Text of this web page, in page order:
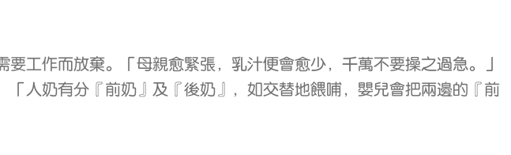
工作而放棄。「母親愈緊張，乳汁便會愈少，千萬不要操之過急。」
人奶有分『前奶』及『後奶』，如交替地餵哺，嬰兒會把兩邊的『前